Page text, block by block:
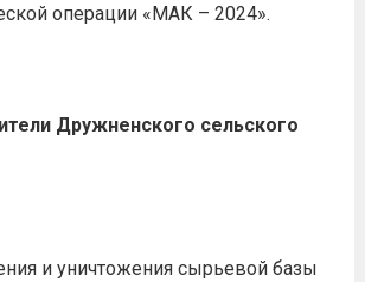
операции «МАК – 2024».
Дружненского сельского
и уничтожения сырьевой базы